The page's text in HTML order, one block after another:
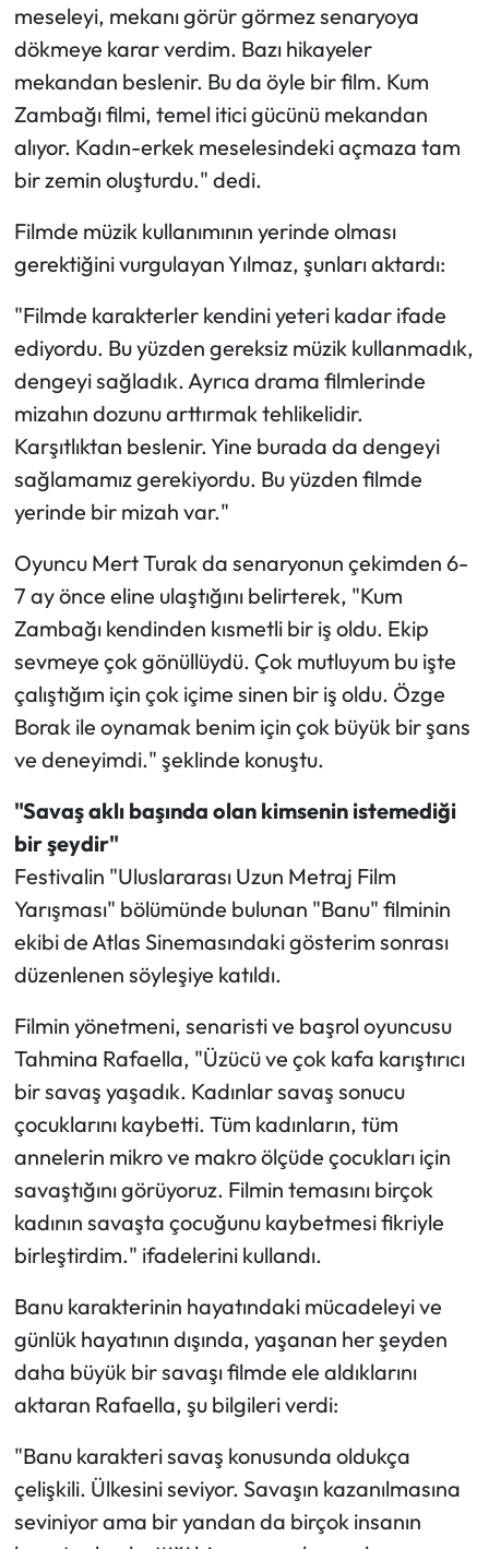
meseleyi, mekanı görür görmez senaryoya
dökmeye karar verdim. Bazı hikayeler
mekandan beslenir. Bu da öyle bir film. Kum
Zambağı filmi, temel itici gücünü mekandan
alıyor. Kadın-erkek meselesindeki açmaza tam
bir zemin oluşturdu." dedi.
Filmde müzik kullanımının yerinde olması
gerektiğini vurgulayan Yılmaz, şunları aktardı:
"Filmde karakterler kendini yeteri kadar ifade
ediyordu. Bu yüzden gereksiz müzik kullanmadık,
dengeyi sağladık. Ayrıca drama filmlerinde
mizahın dozunu arttırmak tehlikelidir.
Karşıtlıktan beslenir. Yine burada da dengeyi
sağlamamız gerekiyordu. Bu yüzden filmde
yerinde bir mizah var."
Oyuncu Mert Turak da senaryonun çekimden 6-
7 ay önce eline ulaştığını belirterek, "Kum
Zambağı kendinden kısmetli bir iş oldu. Ekip
sevmeye çok gönüllüydü. Çok mutluyum bu işte
çalıştığım için çok içime sinen bir iş oldu. Özge
Borak ile oynamak benim için çok büyük bir şans
ve deneyimdi." şeklinde konuştu.
"Savaş aklı başında olan kimsenin istemediği
bir şeydir"
Festivalin "Uluslararası Uzun Metraj Film
Yarışması" bölümünde bulunan "Banu" filminin
ekibi de Atlas Sinemasındaki gösterim sonrası
düzenlenen söyleşiye katıldı.
Filmin yönetmeni, senaristi ve başrol oyuncusu
Tahmina Rafaella, "Üzücü ve çok kafa karıştırıcı
bir savaş yaşadık. Kadınlar savaş sonucu
çocuklarını kaybetti. Tüm kadınların, tüm
annelerin mikro ve makro ölçüde çocukları için
savaştığını görüyoruz. Filmin temasını birçok
kadının savaşta çocuğunu kaybetmesi fikriyle
birleştirdim." ifadelerini kullandı.
Banu karakterinin hayatındaki mücadeleyi ve
günlük hayatının dışında, yaşanan her şeyden
daha büyük bir savaşı filmde ele aldıklarını
aktaran Rafaella, şu bilgileri verdi:
"Banu karakteri savaş konusunda oldukça
çelişkili. Ülkesini seviyor. Savaşın kazanılmasına
seviniyor ama bir yandan da birçok insanın